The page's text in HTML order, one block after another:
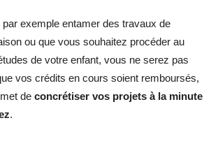
exemple entamer des travaux de
ou que vous souhaitez procéder au
de votre enfant, vous ne serez pas
vos crédits en cours soient remboursés,
de concrétiser vos projets à la minute
.